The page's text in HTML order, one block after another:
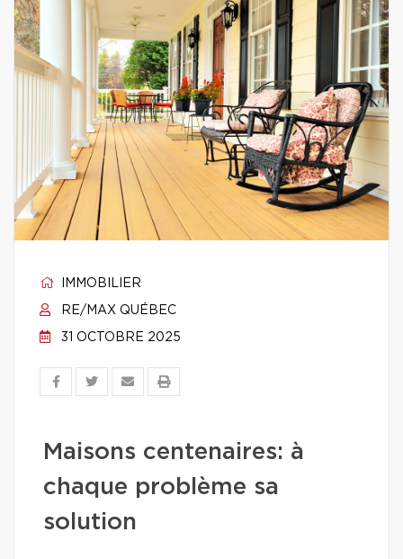
IMMOBILIER
RE/MAX QUÉBEC
31 OCTOBRE 2025
Maisons centenaires: à
chaque problème sa
solution